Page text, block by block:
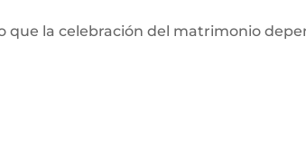
que la celebración del matrimonio